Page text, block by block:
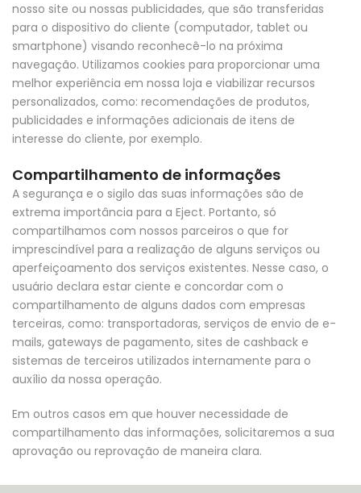
nosso site ou nossas publicidades, que são transferidas
para o dispositivo do cliente (computador, tablet ou
smartphone) visando reconhecê-lo na próxima
navegação. Utilizamos cookies para proporcionar uma
melhor experiência em nossa loja e viabilizar recursos
personalizados, como: recomendações de produtos,
publicidades e informações adicionais de itens de
interesse do cliente, por exemplo.
Compartilhamento de informações
A segurança e o sigilo das suas informações são de
extrema importância para a Eject. Portanto, só
compartilhamos com nossos parceiros o que for
imprescindível para a realização de alguns serviços ou
aperfeiçoamento dos serviços existentes. Nesse caso, o
usuário declara estar ciente e concordar com o
compartilhamento de alguns dados com empresas
terceiras, como: transportadoras, serviços de envio de e-
mails, gateways de pagamento, sites de cashback e
sistemas de terceiros utilizados internamente para o
auxílio da nossa operação.
Em outros casos em que houver necessidade de
compartilhamento das informações, solicitaremos a sua
aprovação ou reprovação de maneira clara.